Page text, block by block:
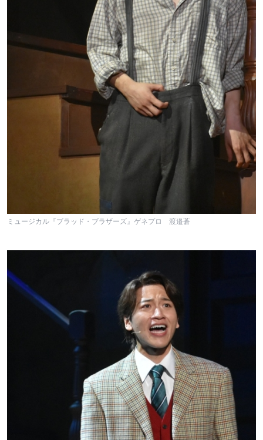
ミュージカル『ブラッド・ブラザーズ』ゲネプロ 渡邉蒼